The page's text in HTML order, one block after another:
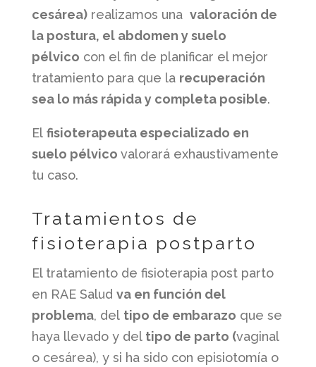
cesárea)realizamos una valoración de
la postura, el abdomen y suelo
pélvico con el fin de planificar el mejor
tratamiento para que la recuperación
sea lo más rápida y completa posible.
El fisioterapeuta especializado en
suelo pélvico valorará exhaustivamente
tu caso.
Tratamientos de
fisioterapia postparto
​​El tratamiento de fisioterapia post parto
en RAE Salud va en función del
problema, del tipo de embarazo que se
haya llevado y deltipo de parto (vaginal
o cesárea), y si ha sido con episiotomía o